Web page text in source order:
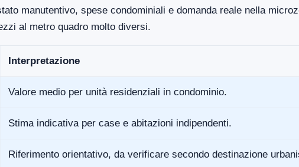
manutentivo, spese condominiali e domanda reale nella
al metro quadro molto diversi.
Interpretazione
Valore medio per unità residenziali in condominio.
Stima indicativa per case e abitazioni indipendenti.
Riferimento orientativo, da verificare secondo destinazione